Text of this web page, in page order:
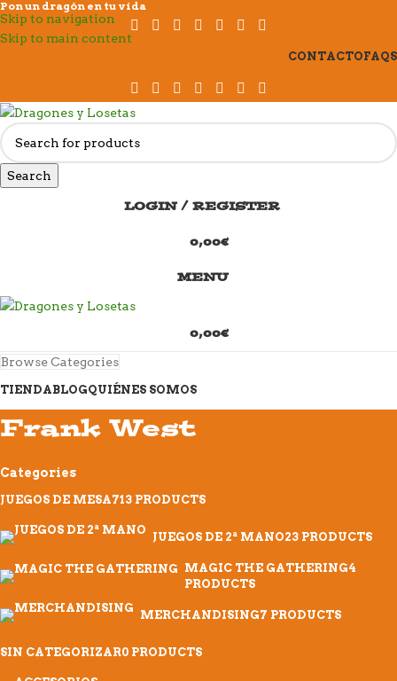
Skip to navigation
Skip to main content
Pon un dragón en tu vida
CONTACTOFAQS
Search
LOGIN / REGISTER
0,00€
MENU
0,00€
Browse Categories
TIENDABLOGQUIÉNES SOMOS
Frank West
Categories
JUEGOS DE MESA713 PRODUCTS
JUEGOS DE 2ª MANO23 PRODUCTS
MAGIC THE GATHERING4
PRODUCTS
MERCHANDISING7 PRODUCTS
SIN CATEGORIZAR0 PRODUCTS